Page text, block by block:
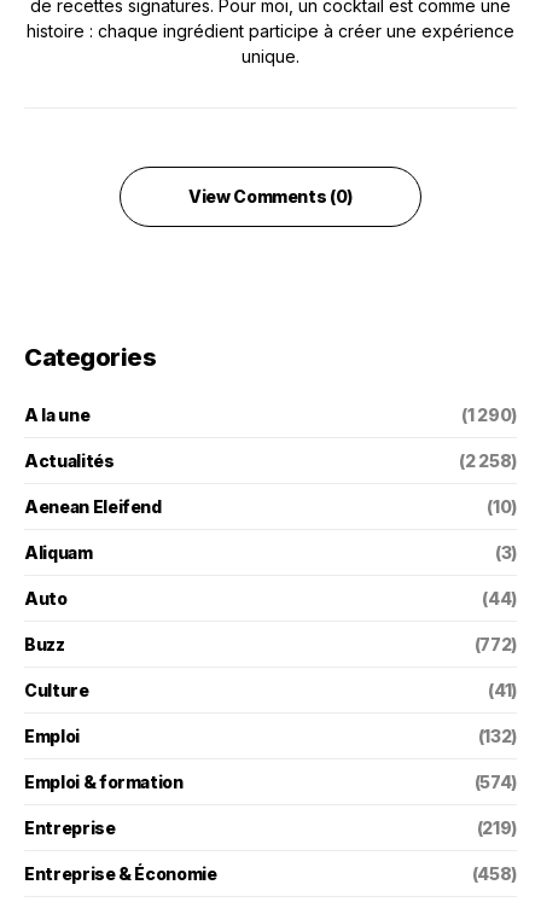
de recettes signatures. Pour moi, un cocktail est comme une
histoire : chaque ingrédient participe à créer une expérience
unique.
View Comments (0)
Categories
A la une (1 290)
Actualités (2 258)
Aenean Eleifend (10)
Aliquam (3)
Auto (44)
Buzz (772)
Culture (41)
Emploi (132)
Emploi & formation (574)
Entreprise (219)
Entreprise & Économie (458)